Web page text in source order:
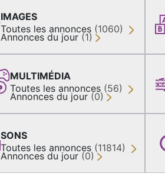
IMAGES
Toutes les annonces (1060)
Annonces du jour (1)
MULTIMÉDIA
Toutes les annonces (56)
Annonces du jour (0)
SONS
Toutes les annonces (11814)
Annonces du jour (0)